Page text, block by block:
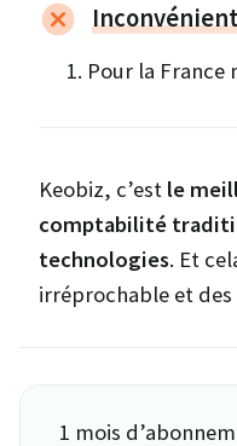
Pour la
Keobiz, c’est le
comptabilité
technologies. Et
irréprochable et
1 mois